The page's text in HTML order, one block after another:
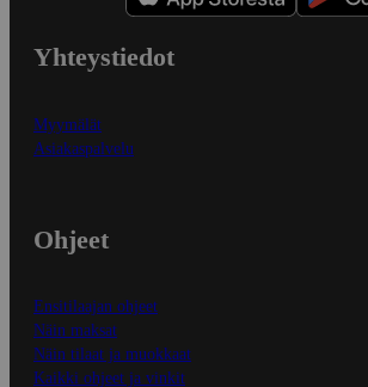
Yhteystiedot
Myymälät
Asiakaspalvelu
Ohjeet
Ensitilaajan ohjeet
Näin maksat
Näin tilaat ja muokkaat
Kaikki ohjeet ja vinkit